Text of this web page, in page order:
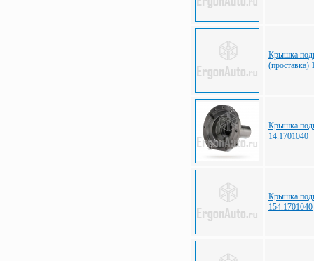
Крышка
(проставка)
Крышка
14.1701040
Крышка
154.1701040